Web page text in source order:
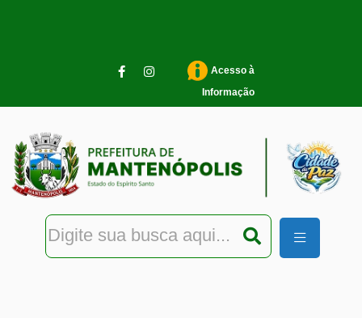
Acesso à
Informação